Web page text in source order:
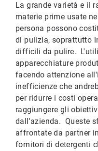
La grande varietà e il
materie prime usate
persona possono
di pulizia, soprattutto
difficili da pulire.
apparecchiature
facendo attenzione
inefficienze che
per ridurre i costi
raggiungere gli
dall'azienda. Queste
affrontate da partner
fornitori di detergenti